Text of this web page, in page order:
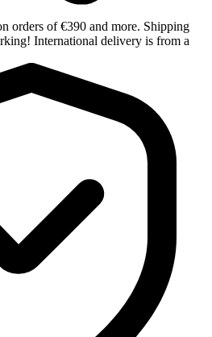
orders of €390 and more. Shipping
International delivery is from a